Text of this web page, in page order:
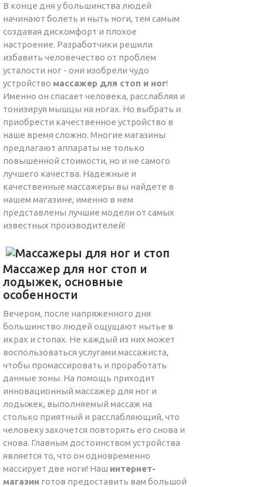
В конце дня у большинства людей
начинают болеть и ныть ноги, тем самым
создавая дискомфорт и плохое
настроение. Разработчики решили
избавить человечество от проблем
усталости ног - они изобрели чудо
устройство массажер для стоп и ног!
Именно он спасает человека, расслабляя и
тонизируя мышцы на ногах. Но выбрать и
приобрести качественное устройство в
наше время сложно. Многие магазины
предлагают аппараты не только
повышенной стоимости, но и не самого
лучшего качества. Надежные и
качественные массажеры вы найдете в
нашем магазине, именно в нем
представлены лучшие модели от самых
известных производителей!
Массажер для ног стоп и
лодыжек, основные
особенности
Вечером, после напряженного дня
большинство людей ощущают нытье в
икрах и стопах. Не каждый из них может
воспользоваться услугами массажиста,
чтобы промассировать и проработать
данные зоны. На помощь приходит
инновационный массажер для ног и
лодыжек, выполняемый массаж на
столько приятный и расслабляющий, что
человеку захочется повторять его снова и
снова. Главным достоинством устройства
является то, что он одновременно
массирует две ноги! Наш интернет-
магазин готов предоставить вам большой